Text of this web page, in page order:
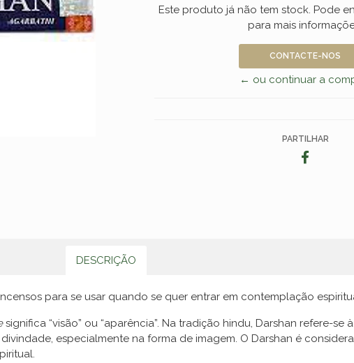
Este produto já não tem stock. Pode
para mais
CONTACTE-NOS
← ou continuar a
PARTILHAR
DESCRIÇÃO
para se usar quando se quer entrar em contemplação
significa “visão” ou “aparência”. Na tradição hindu, Darshan refere-
especialmente na forma de imagem. O Darshan é